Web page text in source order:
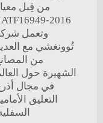
من قِبل
وتعمل
تُوونغشي مع
من
الشهيرة حول
في مجال
التعليق